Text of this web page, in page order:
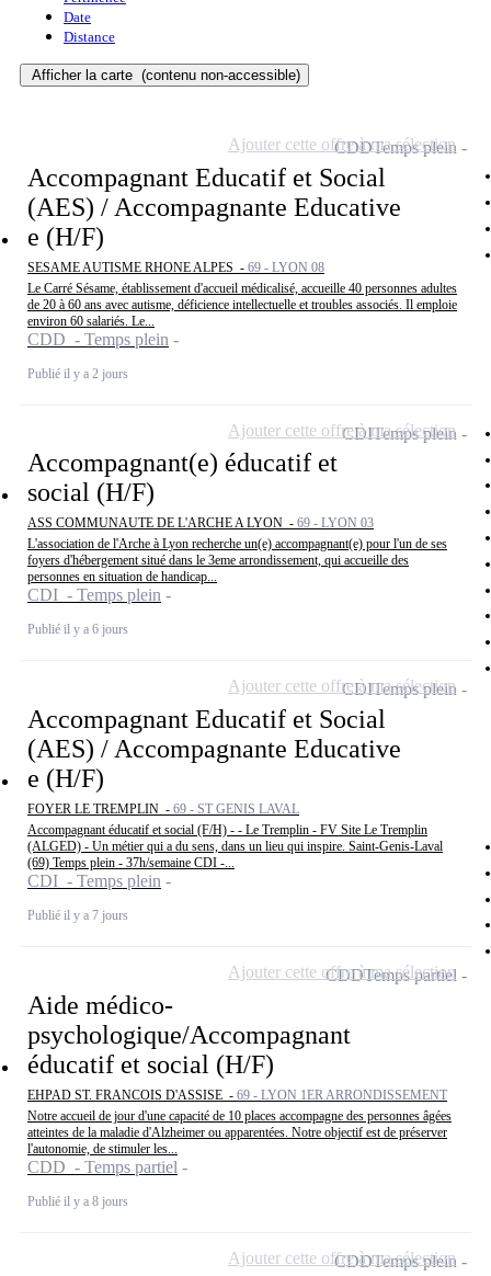
Date
Distance
Afficher la carte (contenu non-accessible)
Accompagnant Educatif et Social
(AES) / Accompagnante Educative
e (H/F)
SESAME AUTISME RHONE ALPES - 69 - LYON 08
Le Carré Sésame, établissement d'accueil médicalisé, accueille 40 personnes adultes
de 20 à 60 ans avec autisme, déficience intellectuelle et troubles associés. Il emploie
environ 60 salariés. Le...
CDD - Temps plein
Publié il y a 2 jours
CDDTemps plein
Ajouter cette offre à ma sélection
Accompagnant(e) éducatif et
social (H/F)
ASS COMMUNAUTE DE L'ARCHE A LYON - 69 - LYON 03
L'association de l'Arche à Lyon recherche un(e) accompagnant(e) pour l'un de ses
foyers d'hébergement situé dans le 3eme arrondissement, qui accueille des
personnes en situation de handicap...
CDI - Temps plein
Publié il y a 6 jours
CDITemps plein
Ajouter cette offre à ma sélection
Accompagnant Educatif et Social
(AES) / Accompagnante Educative
e (H/F)
FOYER LE TREMPLIN - 69 - ST GENIS LAVAL
Accompagnant éducatif et social (F/H) - - Le Tremplin - FV Site Le Tremplin
(ALGED) - Un métier qui a du sens, dans un lieu qui inspire. Saint-Genis-Laval
(69) Temps plein - 37h/semaine CDI -...
CDI - Temps plein
Publié il y a 7 jours
CDITemps plein
Ajouter cette offre à ma sélection
Aide médico-
psychologique/Accompagnant
éducatif et social (H/F)
EHPAD ST. FRANCOIS D'ASSISE - 69 - LYON 1ER ARRONDISSEMENT
Notre accueil de jour d'une capacité de 10 places accompagne des personnes âgées
atteintes de la maladie d'Alzheimer ou apparentées. Notre objectif est de préserver
l'autonomie, de stimuler les...
CDD - Temps partiel
Publié il y a 8 jours
CDDTemps partiel
Ajouter cette offre à ma sélection
CDDTemps plein
Ajouter cette offre à ma sélection